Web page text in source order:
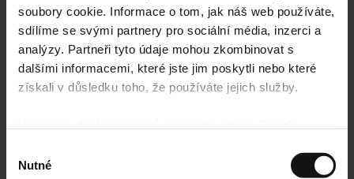
soubory cookie. Informace o tom, jak náš web používáte,
sdílíme se svými partnery pro sociální média, inzerci a
analýzy. Partneři tyto údaje mohou zkombinovat s
dalšími informacemi, které jste jim poskytli nebo které
získali v důsledku toho, že používáte jejich služby.
souhlasu
Nutné